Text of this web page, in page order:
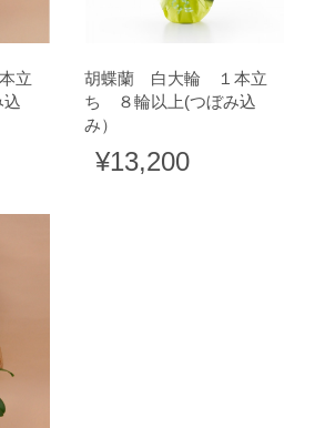
立
胡蝶蘭 白大輪 １本立
ち ８輪以上(つぼみ込
み）
¥13,200